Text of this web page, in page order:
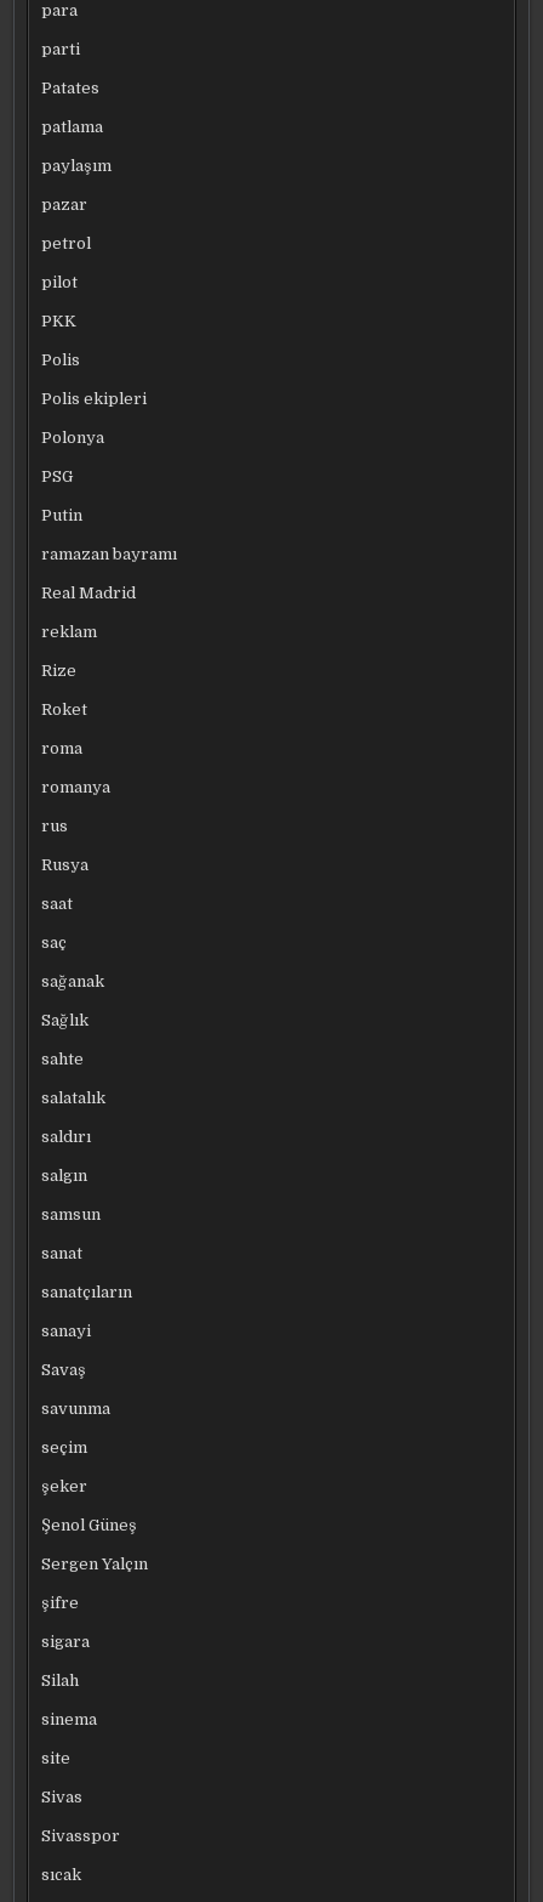
para
parti
Patates
patlama
paylaşım
pazar
petrol
pilot
PKK
Polis
Polis ekipleri
Polonya
PSG
Putin
ramazan bayramı
Real Madrid
reklam
Rize
Roket
roma
romanya
rus
Rusya
saat
saç
sağanak
Sağlık
sahte
salatalık
saldırı
salgın
samsun
sanat
sanatçıların
sanayi
Savaş
savunma
seçim
şeker
Şenol Güneş
Sergen Yalçın
şifre
sigara
Silah
sinema
site
Sivas
Sivasspor
sıcak